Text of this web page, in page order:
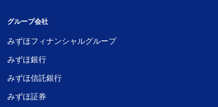
グループ会社
みずほフィナンシャルグループ
みずほ銀行
みずほ信託銀行
みずほ証券